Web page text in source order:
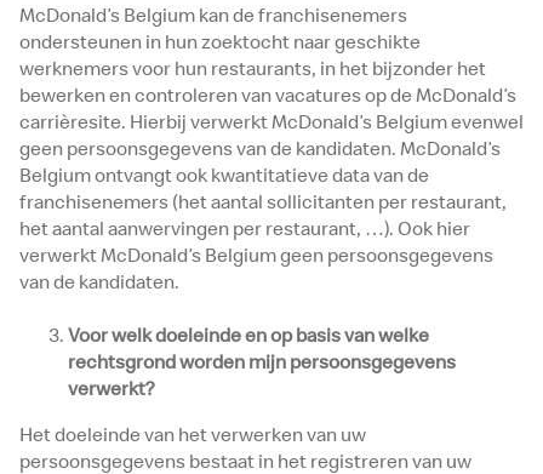
McDonald’s Belgium kan de franchisenemers
ondersteunen in hun zoektocht naar geschikte
werknemers voor hun restaurants, in het bijzonder het
bewerken en controleren van vacatures op de McDonald’s
carrièresite. Hierbij verwerkt McDonald’s Belgium evenwel
geen persoonsgegevens van de kandidaten. McDonald’s
Belgium ontvangt ook kwantitatieve data van de
franchisenemers (het aantal sollicitanten per restaurant,
het aantal aanwervingen per restaurant, …). Ook hier
verwerkt McDonald’s Belgium geen persoonsgegevens
van de kandidaten.
Voor welk doeleinde en op basis van welke
rechtsgrond worden mijn persoonsgegevens
verwerkt?
Het doeleinde van het verwerken van uw
persoonsgegevens bestaat in het registreren van uw